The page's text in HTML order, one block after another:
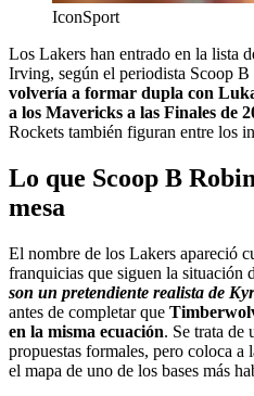
IconSport
Los Lakers han entrado en la lista
Irving, según el periodista Scoop B
volvería a formar dupla con
a los Mavericks a las Finales de
Rockets también figuran entre los
Lo que Scoop B
mesa
El nombre de los Lakers apareció
franquicias que siguen la situación
son un pretendiente realista de
antes de completar que
en la misma ecuación. Se trata de
propuestas formales, pero coloca
el mapa de uno de los bases más